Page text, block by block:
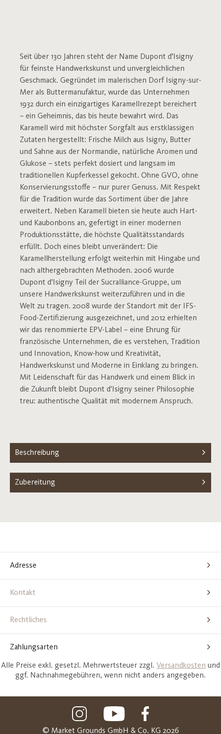
Seit über 130 Jahren steht der Name Dupont d’Isigny
für feinste Handwerkskunst und unvergleichlichen
Geschmack. Gegründet im malerischen Dorf Isigny-sur-
Mer als Buttermanufaktur, wurde das Unternehmen
1932 durch ein einzigartiges Karamellrezept bereichert
– ein Geheimnis, das bis heute bewahrt wird. Das
Karamell wird mit höchster Sorgfalt aus erstklassigen
Zutaten hergestellt: Frische Milch aus Isigny, Butter
und Sahne aus der Normandie, natürliche Aromen und
Glukose – stets perfekt dosiert und langsam im
traditionellen Kupferkessel gekocht. Ohne GVO, ohne
Konservierungsstoffe – nur purer Genuss. Mit Respekt
für die Tradition wurde das Sortiment über die Jahre
erweitert. Neben Karamell bieten sie heute auch Hart-
und Kaubonbons an, gefertigt in einer modernen
Produktionsstätte, die höchste Qualitätsstandards
erfüllt. Doch eines bleibt unverändert: Die
Karamellherstellung erfolgt weiterhin mit Hingabe und
nach althergebrachten Methoden. 2006 wurde
Dupont d'Isigny Teil der Sucralliance-Gruppe, um
unsere Handwerkskunst weiterzuführen und in die
Welt zu tragen. 2008 wurde der Standort mit der IFS-
Food-Zertifizierung ausgezeichnet, und 2012 erhielten
wir das renommierte EPV-Label – eine Ehrung für
französische Unternehmen, die es verstehen, Tradition
und Innovation, Know-how und Kreativität,
Handwerkskunst und Moderne in Einklang zu bringen.
Mit Leidenschaft für das Handwerk und einem Blick in
die Zukunft bleibt Dupont d'Isigny seiner Philosophie
treu: authentische Qualität mit modernem Anspruch.
Beschreibung
Zubereitung
Adresse
Kontakt
Rechtliches
Zahlungsarten
Alle Preise exkl. gesetzl. Mehrwertsteuer zzgl. Versandkosten und
ggf. Nachnahmegebühren, wenn nicht anders angegeben.
© Market Grounds GmbH & Co. KG 2026